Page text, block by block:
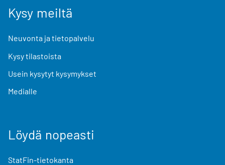
Kysy meiltä
Neuvonta ja tietopalvelu
Kysy tilastoista
Usein kysytyt kysymykset
Medialle
Löydä nopeasti
StatFin-tietokanta